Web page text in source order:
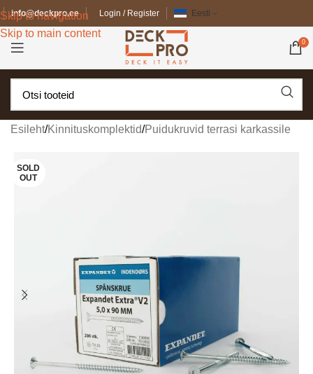
Skip to navigation
Skip to main content
info@deckpro.ee Login / Register Eesti
0
Esileht/Kinnituskomplektid/Puidukruvid terrasi karkassile
SOLD
OUT